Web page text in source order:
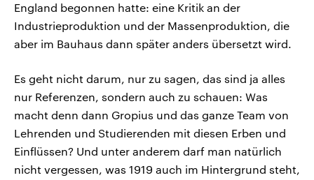
England begonnen hatte: eine Kritik an der
Industrieproduktion und der Massenproduktion, die
aber im Bauhaus dann später anders übersetzt wird.
Es geht nicht darum, nur zu sagen, das sind ja alles
nur Referenzen, sondern auch zu schauen: Was
macht denn dann Gropius und das ganze Team von
Lehrenden und Studierenden mit diesen Erben und
Einflüssen? Und unter anderem darf man natürlich
nicht vergessen, was 1919 auch im Hintergrund steht,